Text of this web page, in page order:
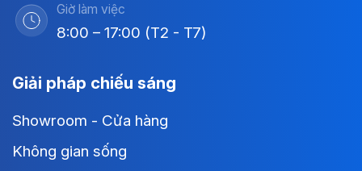
Giờ làm việc
8:00 – 17:00 (T2 - T7)
Giải pháp chiếu sáng
Showroom - Cửa hàng
Không gian sống